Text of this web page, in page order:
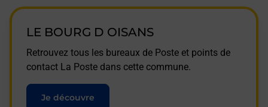
LE BOURG D OISANS
Retrouvez tous les bureaux de Poste et points de
contact La Poste dans cette commune.
Je découvre